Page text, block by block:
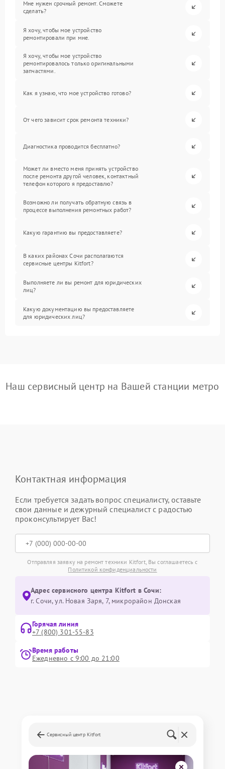
Мне нужен срочный ремонт. Сможете
сделать?
Я хочу, чтобы мое устройство
ремонтировали при мне.
Я хочу, чтобы мое устройство
ремонтировалось только оригинальными
запчастями.
Как я узнаю, что мое устройство готово?
От чего зависит срок ремонта техники?
Диагностика проводится бесплатно?
Может ли вместо меня принять устройство
после ремонта другой человек, контактный
телефон которого я предоставлю?
Возможно ли получать обратную связь в
процессе выполнения ремонтных работ?
Какую гарантию вы предоставляете?
В каких районах Сочи располагаются
сервисные центры Kitfort?
Выполняете ли вы ремонт для юридических
лиц?
Какую документацию вы предоставляете
для юридических лиц?
Наш сервисный центр на Вашей станции метро
Контактная информация
Если требуется задать вопрос специалисту, оставьте
свои данные и дежурный специалист с радостью
проконсультирует Вас!
Отправляя заявку на ремонт техники Kitfort, Вы соглашаетесь с
Политикой конфиденциальности
Адрес сервисного центра Kitfort в Сочи:
г. Сочи, ул. Новая Заря, 7, микрорайон Донская
Горячая линия
+7 (800) 301-55-83
Время работы
Ежедневно с 9:00 до 21:00
Сервисный центр Kitfort